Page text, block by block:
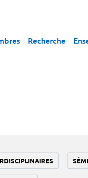
Recherche